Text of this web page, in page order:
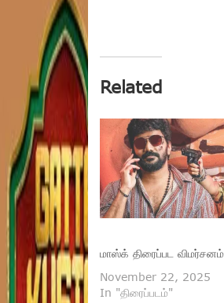
Related
மாஸ்க் திரைப்பட விமர்சனம்
November 22, 2025
In "திரைப்படம்"